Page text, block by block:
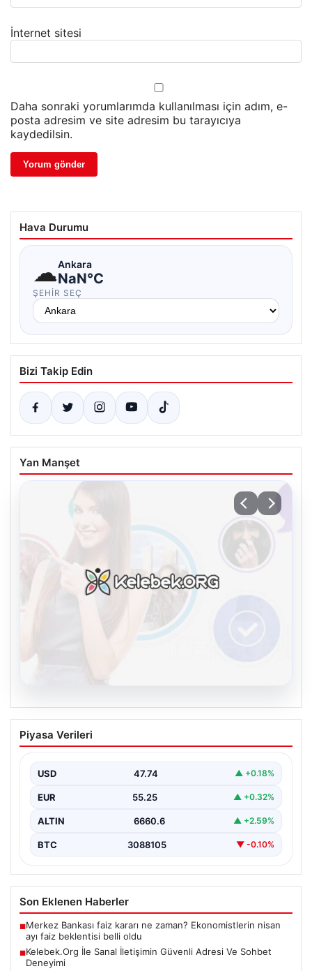
İnternet sitesi
Daha sonraki yorumlarımda kullanılması için adım, e-
posta adresim ve site adresim bu tarayıcıya
kaydedilsin.
Hava Durumu
☁Ankara
NaN°C
ŞEHIR SEÇ
Bizi Takip Edin
Yan Manşet
Kelebek.Org İle Sanal İletişimin Güvenli
Adresi Ve Sohbet Deneyimi
kurması kritik bir değer ifade etmektedir. Halen…
Piyasa Verileri
USD 47.74 ▲ +0.18%
EUR 55.25 ▲ +0.32%
ALTIN 6660.6 ▲ +2.59%
BTC 3088105 ▼ -0.10%
Son Eklenen Haberler
■Merkez Bankası faiz kararı ne zaman? Ekonomistlerin nisan
ayı faiz beklentisi belli oldu
■Kelebek.Org İle Sanal İletişimin Güvenli Adresi Ve Sohbet
Deneyimi